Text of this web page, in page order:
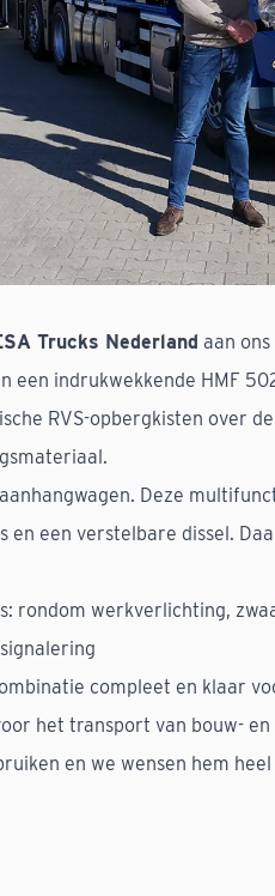
Trucks Nederland aan
een indrukwekkende HMF
RVS-opbergkisten over
Deze
een verstelbare dissel.
rondom werkverlichting,
compleet en klaar
het transport van bouw-
en we wensen hem